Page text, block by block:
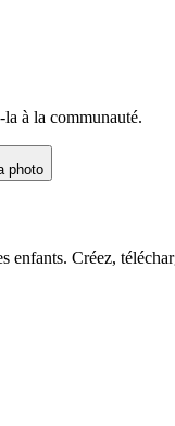
à la communauté.
photo
Créez,